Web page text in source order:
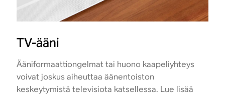
TV-ääni
Ääniformaattiongelmat tai huono kaapeliyhteys
voivat joskus aiheuttaa äänentoiston
keskeytymistä televisiota katsellessa. Lue lisää